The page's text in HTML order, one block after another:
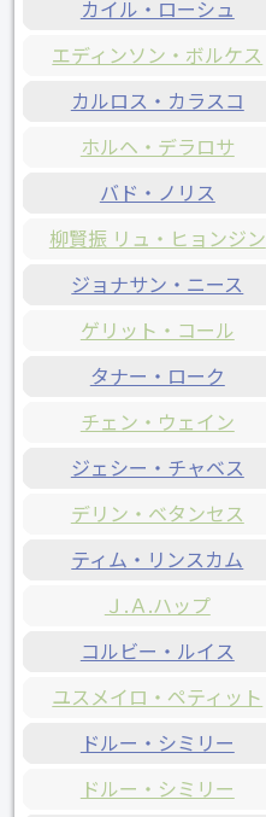
カイル・ローシュ
エディンソン・ボルケス
カルロス・カラスコ
ホルヘ・デラロサ
バド・ノリス
柳賢振 リュ・ヒョンジン
ジョナサン・ニース
ゲリット・コール
タナー・ローク
チェン・ウェイン
ジェシー・チャベス
デリン・ベタンセス
ティム・リンスカム
Ｊ.Ａ.ハップ
コルビー・ルイス
ユスメイロ・ペティット
ドルー・シミリー
ドルー・シミリー